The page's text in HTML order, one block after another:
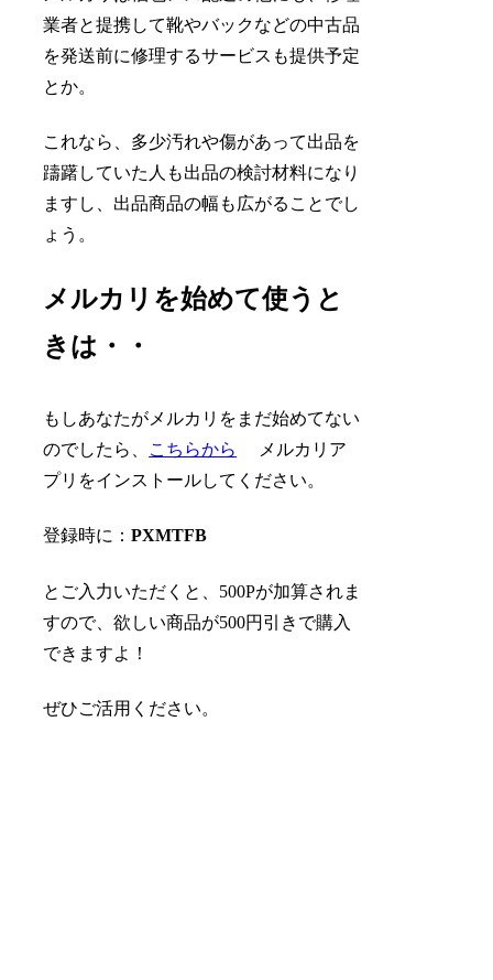
業者と提携して靴やバックなどの中古品
を発送前に修理するサービスも提供予定
とか。
これなら、多少汚れや傷があって出品を
躊躇していた人も出品の検討材料になり
ますし、出品商品の幅も広がることでし
ょう。
メルカリを始めて使うと
きは・・
もしあなたがメルカリをまだ始めてない
のでしたら、
こちらから
メルカリア
プリをインストールしてください。
登録時に：PXMTFB
とご入力いただくと、500Pが加算されま
すので、欲しい商品が500円引きで購入
できますよ！
ぜひご活用ください。